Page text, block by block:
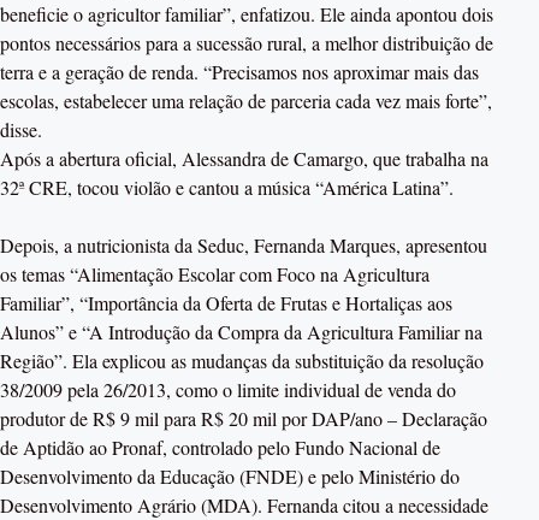
beneficie o agricultor familiar”, enfatizou. Ele ainda apontou dois
pontos necessários para a sucessão rural, a melhor distribuição de
terra e a geração de renda. “Precisamos nos aproximar mais das
escolas, estabelecer uma relação de parceria cada vez mais forte”,
disse.
Após a abertura oficial, Alessandra de Camargo, que trabalha na
32ª CRE, tocou violão e cantou a música “América Latina”.
Depois, a nutricionista da Seduc, Fernanda Marques, apresentou
os temas “Alimentação Escolar com Foco na Agricultura
Familiar”, “Importância da Oferta de Frutas e Hortaliças aos
Alunos” e “A Introdução da Compra da Agricultura Familiar na
Região”. Ela explicou as mudanças da substituição da resolução
38/2009 pela 26/2013, como o limite individual de venda do
produtor de R$ 9 mil para R$ 20 mil por DAP/ano – Declaração
de Aptidão ao Pronaf, controlado pelo Fundo Nacional de
Desenvolvimento da Educação (FNDE) e pelo Ministério do
Desenvolvimento Agrário (MDA). Fernanda citou a necessidade